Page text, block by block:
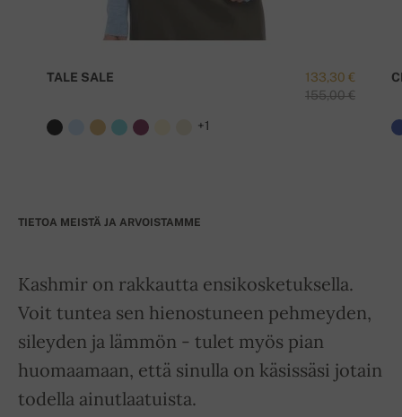
133,30 €
155,00 €
TALE SALE
+1
TIETOA MEISTÄ JA ARVOISTAMME
Kashmir on rakkautta ensikosketuksella.
Voit tuntea sen hienostuneen pehmeyden,
sileyden ja lämmön - tulet myös pian
huomaamaan, että sinulla on käsissäsi jotain
todella ainutlaatuista.